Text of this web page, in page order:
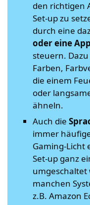
den richtigen
Set-up zu
durch eine
oder eine App
steuern.
Farben,
die einem
oder
ähneln.
Auch die
immer
Gaming-Licht
Set-up ganz
umgeschaltet
manchen
z.B. Amazon